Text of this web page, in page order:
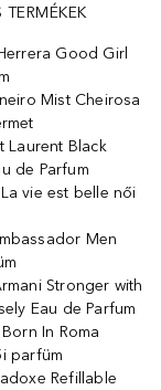
TERMÉKEK
Good Girl
Mist Cheirosa
Laurent Black
de Parfum
vie est belle női
Men
Stronger with
Eau de Parfum
In Roma
parfüm
Refillable